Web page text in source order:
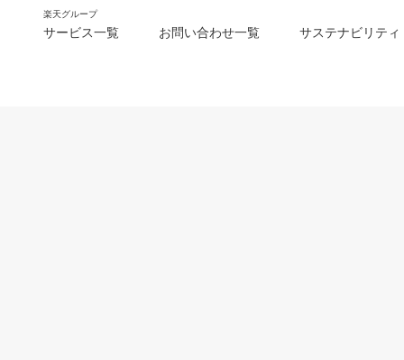
楽天グループ
サービス一覧 お問い合わせ一覧 サステナビリティ